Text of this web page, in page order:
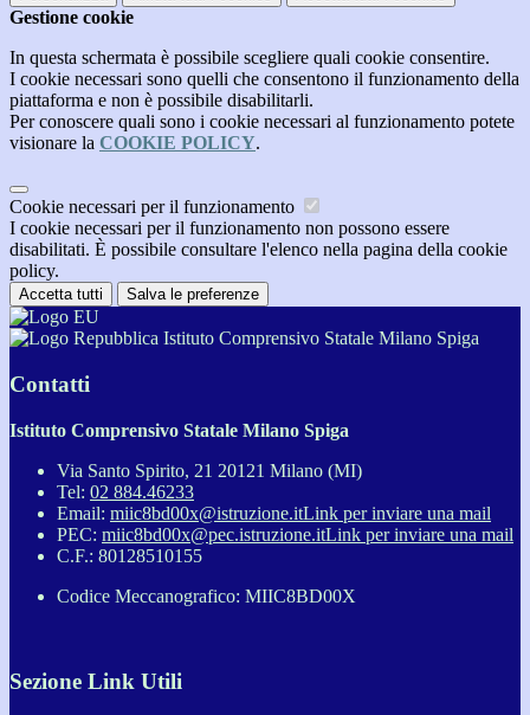
Gestione cookie
In questa schermata è possibile scegliere quali cookie consentire.
I cookie necessari sono quelli che consentono il funzionamento della
piattaforma e non è possibile disabilitarli.
Per conoscere quali sono i cookie necessari al funzionamento potete
visionare la COOKIE POLICY.
Cookie necessari per il funzionamento
I cookie necessari per il funzionamento non possono essere
disabilitati. È possibile consultare l'elenco nella pagina della cookie
policy.
Accetta tutti Salva le preferenze
Istituto Comprensivo Statale Milano Spiga
Contatti
Istituto Comprensivo Statale Milano Spiga
Via Santo Spirito, 21 20121 Milano (MI)
Tel: 02 884.46233
Email: miic8bd00x@istruzione.itLink per inviare una mail
PEC: miic8bd00x@pec.istruzione.itLink per inviare una mail
C.F.: 80128510155
Codice Meccanografico: MIIC8BD00X
Sezione Link Utili